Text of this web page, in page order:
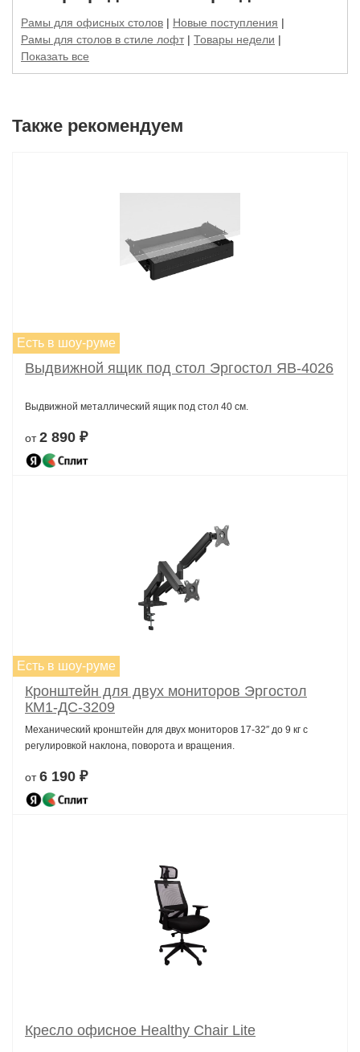
Рамы для офисных столов | Новые поступления |
Рамы для столов в стиле лофт| Товары недели |
Показать все
Также рекомендуем
Есть в шоу-руме
Выдвижной ящик под стол Эргостол ЯВ-4026
Выдвижной металлический ящик под стол 40 см.
от2 890 ₽
Есть в шоу-руме
Кронштейн для двух мониторов Эргостол
КМ1-ДС-3209
Механический кронштейн для двух мониторов 17-32″ до 9 кг с
регулировкой наклона, поворота и вращения.
от6 190 ₽
Кресло офисное Healthy Chair Lite